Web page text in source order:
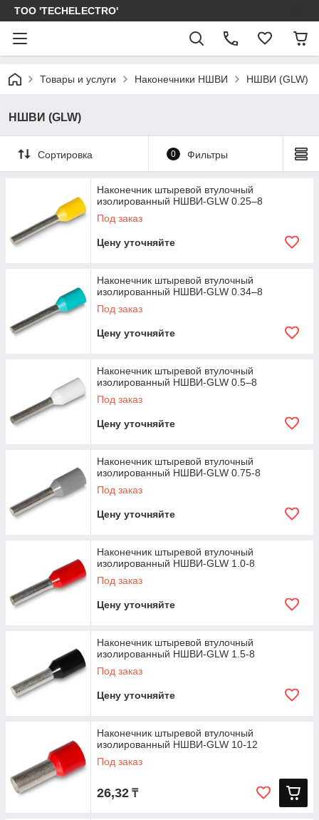
ТОО 'TECHELECTRO'
Товары и услуги Наконечники НШВИ НШВИ (GLW)
НШВИ (GLW)
Сортировка 0 Фильтры
Наконечник штыревой втулочный
изолированный НШВИ-GLW 0.25–8
Под заказ
Цену уточняйте
Наконечник штыревой втулочный
изолированный НШВИ-GLW 0.34–8
Под заказ
Цену уточняйте
Наконечник штыревой втулочный
изолированный НШВИ-GLW 0.5–8
Под заказ
Цену уточняйте
Наконечник штыревой втулочный
изолированный НШВИ-GLW 0.75-8
Под заказ
Цену уточняйте
Наконечник штыревой втулочный
изолированный НШВИ-GLW 1.0-8
Под заказ
Цену уточняйте
Наконечник штыревой втулочный
изолированный НШВИ-GLW 1.5-8
Под заказ
Цену уточняйте
Наконечник штыревой втулочный
изолированный НШВИ-GLW 10-12
Под заказ
26,32 ₸